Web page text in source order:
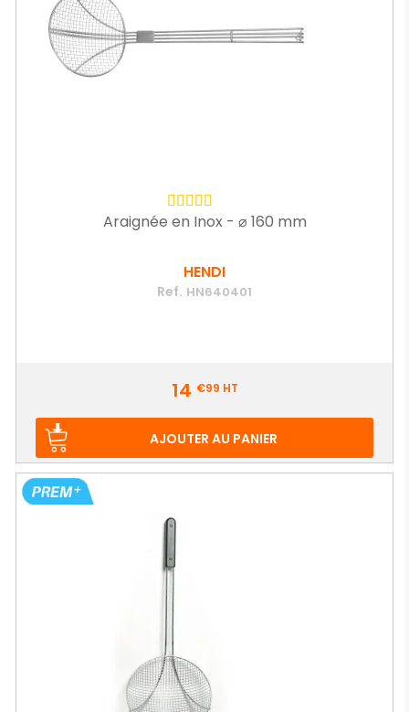
Araignée en Inox - ⌀ 160 mm
HENDI
Ref. HN640401
14 €99 HT
AJOUTER AU PANIER